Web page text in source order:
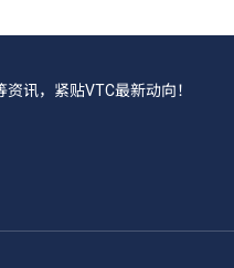
讯，紧贴VTC最新动向！